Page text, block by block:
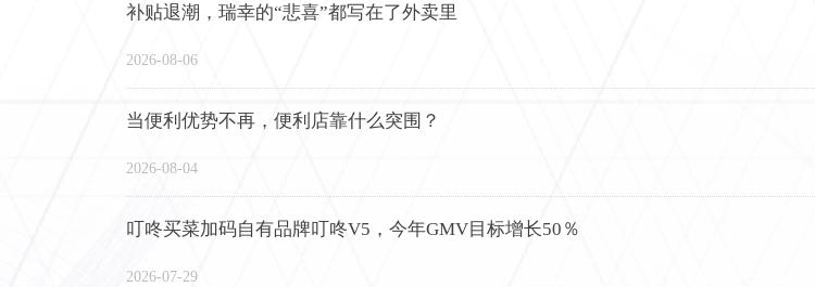
补贴退潮，瑞幸的“悲喜”都写在了外卖里
2026-08-06
当便利优势不再，便利店靠什么突围？
2026-08-04
叮咚买菜加码自有品牌叮咚V5，今年GMV目标增长50％
2026-07-29